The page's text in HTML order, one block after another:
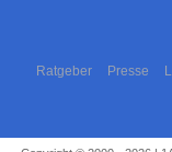
Ratgeber Presse